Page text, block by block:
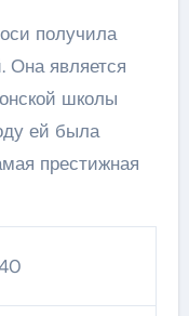
получила
Она является
школы
ей была
престижная